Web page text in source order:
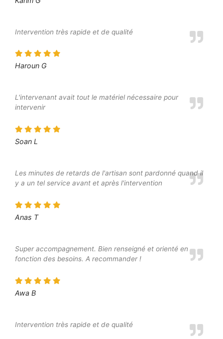
Intervention très rapide et de qualité
Haroun G
L'intervenant avait tout le matériel nécessaire pour
intervenir
Soan L
Les minutes de retards de l'artisan sont pardonné quand il
y a un tel service avant et après l'intervention
Anas T
Super accompagnement. Bien renseigné et orienté en
fonction des besoins. A recommander !
Awa B
Intervention très rapide et de qualité